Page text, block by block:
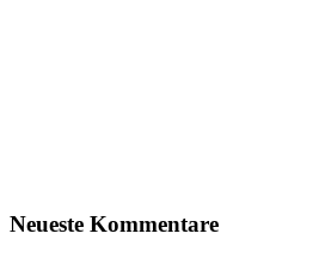
Neueste Kommentare